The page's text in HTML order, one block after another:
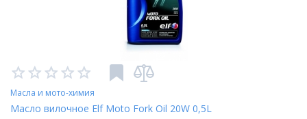
Масла и мото-химия
Масло вилочное Elf Moto Fork Oil 20W 0,5L